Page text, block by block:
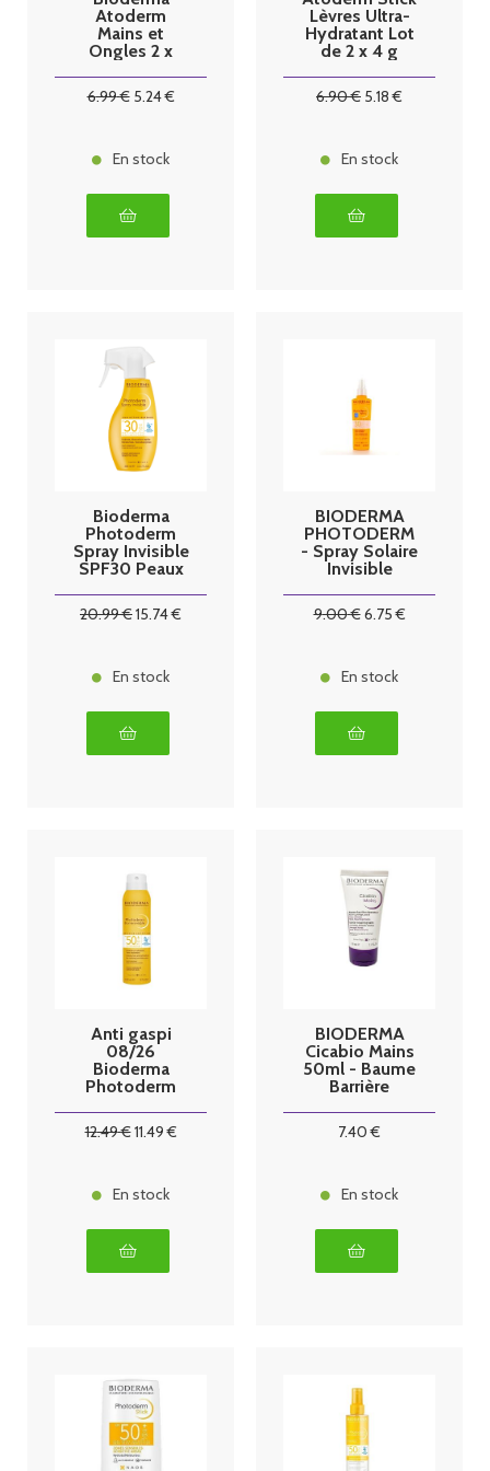
Atoderm
Mains et
Ongles 2 x
6.99€ 5.24€
En stock
Lèvres Ultra-
Hydratant Lot
de 2 x 4 g
6.90€ 5.18 €
En stock
Bioderma
Photoderm
Spray Invisible
SPF30 Peaux
300ml
20.99€15.74€
En stock
BIODERMA
PHOTODERM
- Spray Solaire
Invisible
Visage et
Corps - Peaux
9.00€6.75€
En stock
Anti gaspi
08/26
Bioderma
Photoderm
Invisible
SPF50+ 150ml
12.49€11.49€
En stock
BIODERMA
Cicabio Mains
50ml - Baume
Barrière
7.40 €
En stock